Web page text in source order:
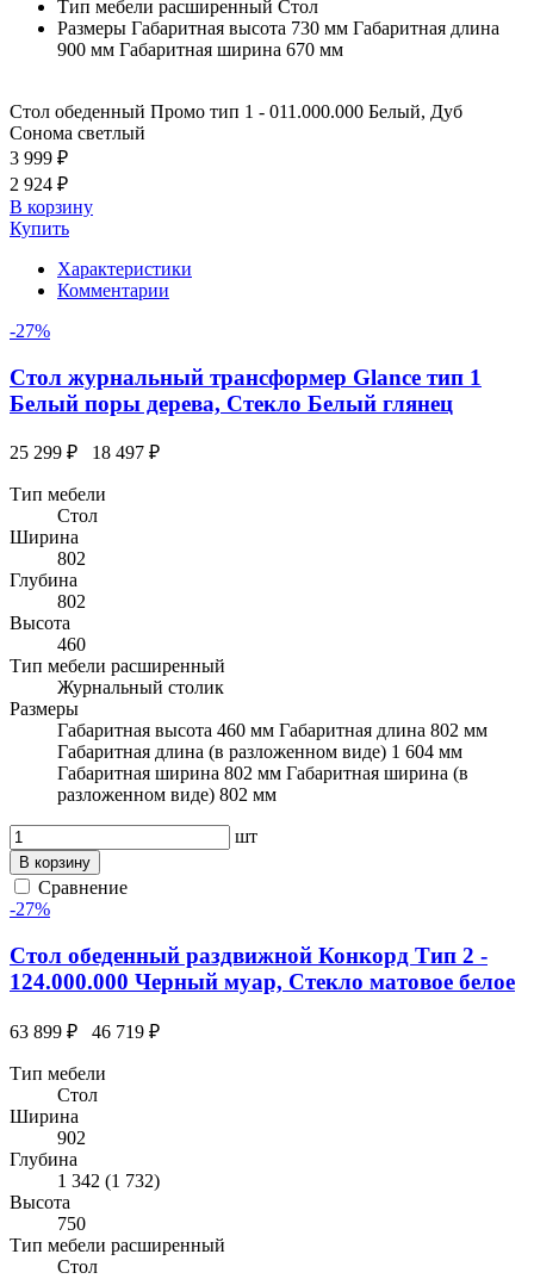
Тип мебели расширенный Стол
Размеры Габаритная высота 730 мм Габаритная длина
900 мм Габаритная ширина 670 мм
Стол обеденный Промо тип 1 - 011.000.000 Белый, Дуб
Сонома светлый
3 999 ₽
2 924 ₽
В корзину
Купить
Характеристики
Комментарии
-27%
Стол журнальный трансформер Glance тип 1
Белый поры дерева, Стекло Белый глянец
25 299 ₽ 18 497 ₽
Тип мебели
Стол
Ширина
802
Глубина
802
Высота
460
Тип мебели расширенный
Журнальный столик
Размеры
Габаритная высота 460 мм Габаритная длина 802 мм
Габаритная длина (в разложенном виде) 1 604 мм
Габаритная ширина 802 мм Габаритная ширина (в
разложенном виде) 802 мм
шт
В корзину
Сравнение
-27%
Стол обеденный раздвижной Конкорд Тип 2 -
124.000.000 Черный муар, Стекло матовое белое
63 899 ₽ 46 719 ₽
Тип мебели
Стол
Ширина
902
Глубина
1 342 (1 732)
Высота
750
Тип мебели расширенный
Стол